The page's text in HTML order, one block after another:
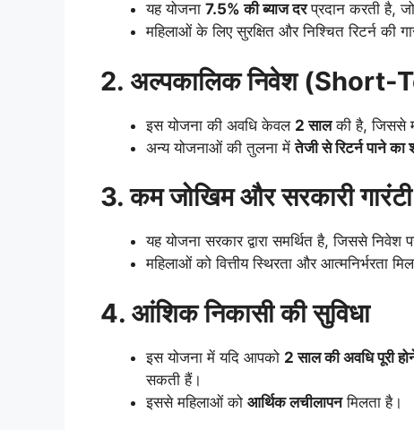
यह योजना 7.5% की ब्याज दरप्रदान करती है,
महिलाओं के लिए सुरक्षित और निश्चित रिटर्न की
2. अल्पकालिक निवेश
इस योजना की अवधि केवल 2 सालकी है, जिससे
अन्य योजनाओं की तुलना मेंतेजी से रिटर्न पाने का
3. कम जोखिम और सरकारी गारंटी
यह योजना सरकार द्वारा समर्थित है, जिससे निवेश
महिलाओं को वित्तीय स्थिरता और आत्मनिर्भरता
4. आंशिक निकासी की सुविधा
इस योजना में यदि आपको 2 साल की अवधि पूरी
सकती हैं।
इससे महिलाओं को आर्थिक लचीलापनमिलता है।